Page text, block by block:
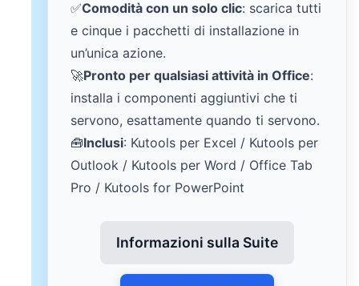
✅Comodità con un solo clic: scarica tutti
e cinque i pacchetti di installazione in
un’unica azione.
🚀Pronto per qualsiasi attività in Office:
installa i componenti aggiuntivi che ti
servono, esattamente quando ti servono.
🧰Inclusi: Kutools per Excel / Kutools per
Outlook / Kutools per Word / Office Tab
Pro / Kutools for PowerPoint
Informazioni sulla Suite